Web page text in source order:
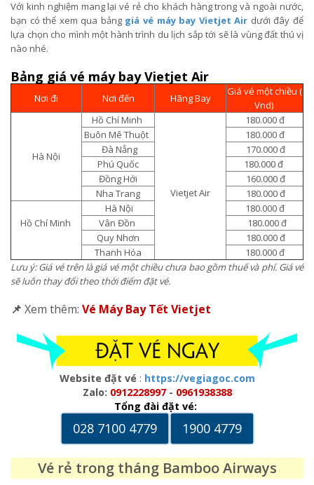
Với kinh nghiệm mang lại vé rẻ cho khách hàng trong và ngoài nước,
bạn có thể xem qua bảng giá vé máy bay Vietjet Air dưới đây để
lựa chọn cho mình một hành trình du lịch sắp tới sẽ là vùng đất thú vị
nào nhé.
Bảng giá vé máy bay Vietjet Air
Nơi đi Nơi đến Hãng Bay
Giá vé một chiều (
Vnd)
Hà Nội
Hồ Chí Minh
Vietjet Air
180.000 đ
Buôn Mê Thuột
180.000 đ
Đà Nẵng
170.000 đ
Phú Quốc
180.000 đ
Đồng Hới
160.000 đ
Nha Trang
180.000 đ
Hồ Chí Minh
Hà Nội
180.000 đ
Vân Đồn
180.000 đ
Quy Nhơn
180.000 đ
Thanh Hóa
180.000 đ
Lưu ý: Giá vé trên là giá vé một chiều chưa bao gồm thuế và phí. Giá vé
sẽ luôn thay đổi theo thời điểm đặt vé.
📌 Xem thêm: Vé Máy Bay Tết Vietjet
Website đặt vé : https://vegiagoc.com
Zalo: 0912228997- 0961938388
Tổng đài đặt vé:
028 7100 4779 1900 4779
Vé rẻ trong tháng Bamboo Airways